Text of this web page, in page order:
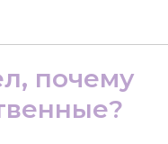
почему